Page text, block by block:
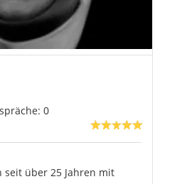
0
seit über 25 Jahren mit